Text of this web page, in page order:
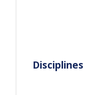
Disciplines